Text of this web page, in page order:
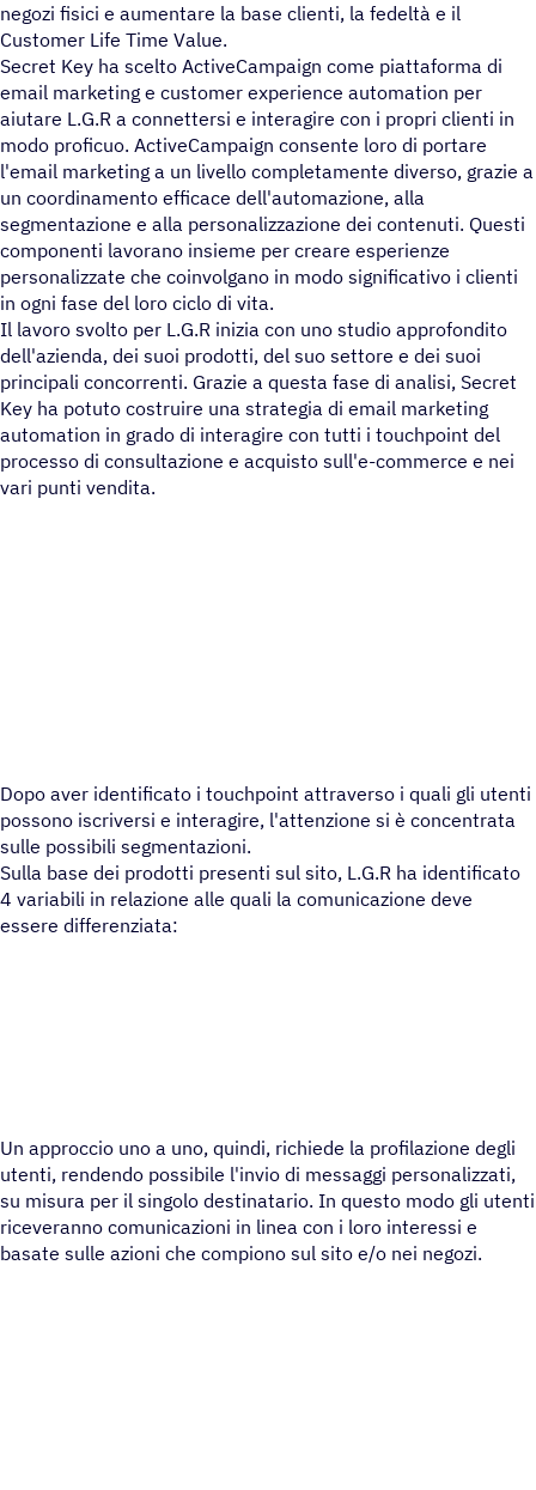
negozi fisici e aumentare la base clienti, la fedeltà e il
Customer Life Time Value.
Secret Key ha scelto ActiveCampaign come piattaforma di
email marketing e customer experience automation per
aiutare L.G.R a connettersi e interagire con i propri clienti in
modo proficuo. ActiveCampaign consente loro di portare
l'email marketing a un livello completamente diverso, grazie a
un coordinamento efficace dell'automazione, alla
segmentazione e alla personalizzazione dei contenuti. Questi
componenti lavorano insieme per creare esperienze
personalizzate che coinvolgano in modo significativo i clienti
in ogni fase del loro ciclo di vita.
Il lavoro svolto per L.G.R inizia con uno studio approfondito
dell'azienda, dei suoi prodotti, del suo settore e dei suoi
principali concorrenti. Grazie a questa fase di analisi, Secret
Key ha potuto costruire una strategia di email marketing
automation in grado di interagire con tutti i touchpoint del
processo di consultazione e acquisto sull'e-commerce e nei
vari punti vendita.
Dopo aver identificato i touchpoint attraverso i quali gli utenti
possono iscriversi e interagire, l'attenzione si è concentrata
sulle possibili segmentazioni.
Sulla base dei prodotti presenti sul sito, L.G.R ha identificato
4 variabili in relazione alle quali la comunicazione deve
essere differenziata:
Un approccio uno a uno, quindi, richiede la profilazione degli
utenti, rendendo possibile l'invio di messaggi personalizzati,
su misura per il singolo destinatario. In questo modo gli utenti
riceveranno comunicazioni in linea con i loro interessi e
basate sulle azioni che compiono sul sito e/o nei negozi.